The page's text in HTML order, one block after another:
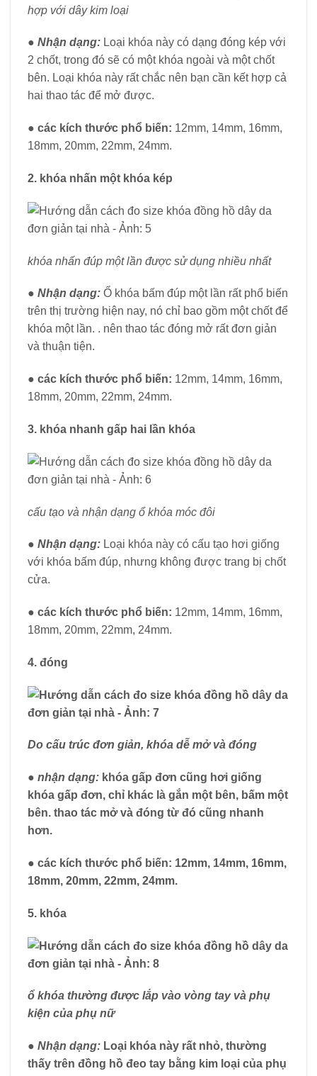
hợp với dây kim loại
● Nhận dạng: Loại khóa này có dạng đóng kép với
2 chốt, trong đó sẽ có một khóa ngoài và một chốt
bên. Loại khóa này rất chắc nên bạn cần kết hợp cả
hai thao tác để mở được.
● các kích thước phổ biến: 12mm, 14mm, 16mm,
18mm, 20mm, 22mm, 24mm.
2. khóa nhấn một khóa kép
khóa nhấn đúp một lần được sử dụng nhiều nhất
● Nhận dạng: Ổ khóa bấm đúp một lần rất phổ biến
trên thị trường hiện nay, nó chỉ bao gồm một chốt để
khóa một lần. . nên thao tác đóng mở rất đơn giản
và thuận tiện.
● các kích thước phổ biến: 12mm, 14mm, 16mm,
18mm, 20mm, 22mm, 24mm.
3. khóa nhanh gấp hai lần khóa
cấu tạo và nhận dạng ổ khóa móc đôi
● Nhận dạng: Loại khóa này có cấu tạo hơi giống
với khóa bấm đúp, nhưng không được trang bị chốt
cửa.
● các kích thước phổ biến: 12mm, 14mm, 16mm,
18mm, 20mm, 22mm, 24mm.
4. đóng
Do cấu trúc đơn giản, khóa dễ mở và đóng
● nhận dạng: khóa gấp đơn cũng hơi giống
khóa gấp đơn, chỉ khác là gắn một bên, bấm một
bên. thao tác mở và đóng từ đó cũng nhanh
hơn.
● các kích thước phổ biến: 12mm, 14mm, 16mm,
18mm, 20mm, 22mm, 24mm.
5. khóa
ổ khóa thường được lắp vào vòng tay và phụ
kiện của phụ nữ
● Nhận dạng: Loại khóa này rất nhỏ, thường
thấy trên đồng hồ đeo tay bằng kim loại của phụ